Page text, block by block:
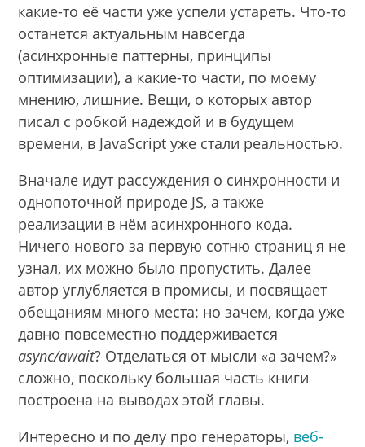
какие-то её части уже успели устареть. Что-то
останется актуальным навсегда
(асинхронные паттерны, принципы
оптимизации), а какие-то части, по моему
мнению, лишние. Вещи, о которых автор
писал с робкой надеждой и в будущем
времени, в JavaScript уже стали реальностью.
Вначале идут рассуждения о синхронности и
однопоточной природе JS, а также
реализации в нём асинхронного кода.
Ничего нового за первую сотню страниц я не
узнал, их можно было пропустить. Далее
автор углубляется в промисы, и посвящает
обещаниям много места: но зачем, когда уже
давно повсеместно поддерживается
async/await? Отделаться от мысли «а зачем?»
сложно, поскольку большая часть книги
построена на выводах этой главы.
Интересно и по делу про генераторы, веб-